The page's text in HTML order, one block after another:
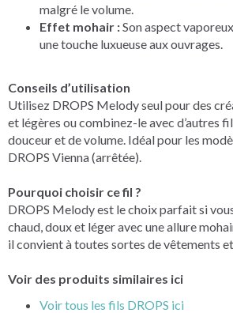
malgré le volume.
Effet mohair :Son aspect
une touche luxueuse aux ouvrages.
Conseils d’utilisation
Utilisez DROPS Melody seul pour des
et légères ou combinez-le avec d’autres
douceur et de volume. Idéal pour les
DROPS Vienna (arrêtée).
Pourquoi choisir ce fil ?
DROPS Melody est le choix parfait si
chaud, doux et léger avec une allure
il convient à toutes sortes de vêtements
Voir des produits similaires ici
Voir tous les fils DROPS ici